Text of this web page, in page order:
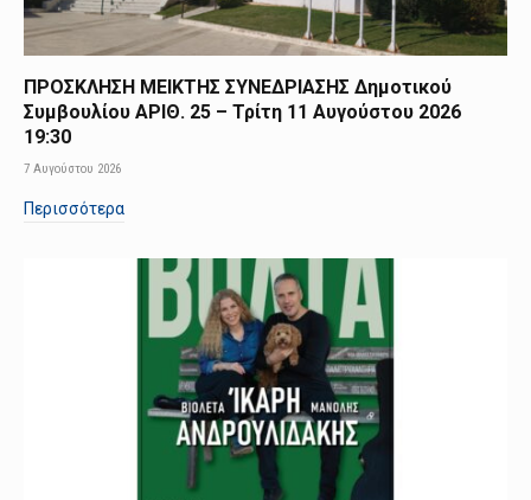
ΠΡΟΣΚΛΗΣΗ ΜΕΙΚΤΗΣ ΣΥΝΕΔΡΙΑΣΗΣ Δημοτικού
Συμβουλίου ΑΡΙΘ. 25 – Τρίτη 11 Αυγούστου 2026
19:30
7 Αυγούστου 2026
Περισσότερα